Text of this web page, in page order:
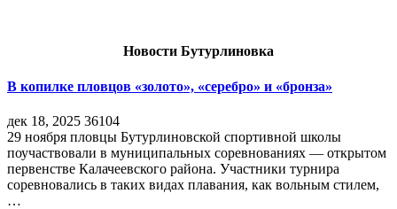
Новости Бутурлиновка
В копилке пловцов «золото», «серебро» и «бронза»
дек 18, 2025 36104
29 ноября пловцы Бутурлиновской спортивной школы
поучаствовали в муниципальных соревнованиях — открытом
первенстве Калачеевского района. Участники турнира
соревновались в таких видах плавания, как вольным стилем,
…